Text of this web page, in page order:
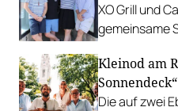
XO Grill und
gemeinsame
Richard
u.v.m.
Kleinod am
Die auf zwei